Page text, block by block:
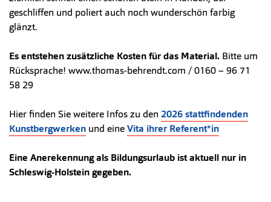
geschliffen und poliert auch noch wunderschön farbig
glänzt.
Es entstehen zusätzliche Kosten für das Material. Bitte um
Rücksprache! www.thomas-behrendt.com / 0160 – 96 71
58 29
Hier finden Sie weitere Infos zu den 2026 stattfindenden
Kunstbergwerken und eineVita ihrer Referent*in
Eine Anerekennung als Bildungsurlaub ist aktuell nur in
Schleswig-Holstein gegeben.